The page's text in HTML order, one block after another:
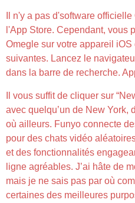
Il n'y a pas d'software
l'App Store. Cependant, vous
Omegle sur votre appareil
suivantes. Lancez le
dans la barre de recherche.
Il vous suffit de cliquer sur
avec quelqu’un de New York,
où ailleurs. Funyo connecte
pour des chats vidéo
et des fonctionnalités
ligne agréables. J’ai hâte de
mais je ne sais pas par où
certaines des meilleures